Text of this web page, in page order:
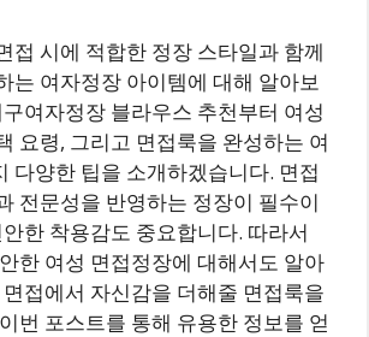
접 시에 적합한 정장 스타일과 함께
는 여자정장 아이템에 대해 알아보
여자정장 블라우스 추천부터 여성
요령, 그리고 면접룩을 완성하는 여
다양한 팁을 소개하겠습니다. 면접
전문성을 반영하는 정장이 필수이
한 착용감도 중요합니다. 따라서
한 여성 면접정장에 대해서도 알아
접에서 자신감을 더해줄 면접룩을
번 포스트를 통해 유용한 정보를 얻